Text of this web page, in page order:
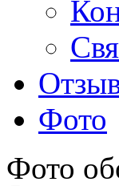
Фото
Фото